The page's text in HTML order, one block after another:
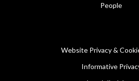
People
Website Privacy &
Informative